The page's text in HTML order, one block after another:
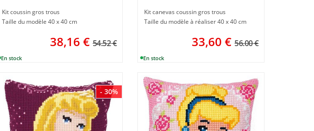
Kit coussin gros trous
Taille du modèle 40 x 40 cm
38,16 € 54.52 €
Kit canevas coussin gros trous
Taille du modèle à réaliser 40 x 40 cm
33,60 € 56.00 €
- 30%